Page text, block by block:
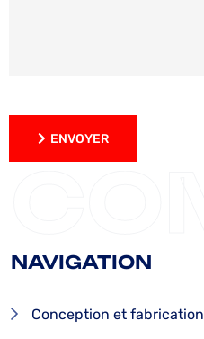
ENVOYER
NAVIGATION
Conception et fabrication